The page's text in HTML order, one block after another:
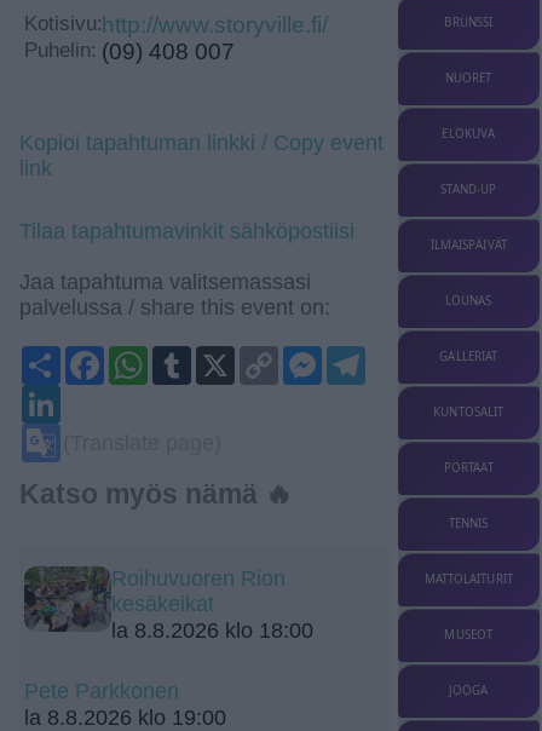
Kotisivu:http://www.storyville.fi/
Puhelin: (09) 408 007
Kopioi tapahtuman linkki / Copy event
link
Tilaa tapahtumavinkit sähköpostiisi
Jaa tapahtuma valitsemassasi
palvelussa / share this event on:
ShareFacebookWhatsApp
Tumblr
X
Copy
Link
MessengerTelegram
Katso myös nämä 🔥
Roihuvuoren Rion
kesäkeikat
la 8.8.2026 klo 18:00
Pete Parkkonen
la 8.8.2026 klo 19:00
BRUNSSI
NUORET
ELOKUVA
STAND-UP
ILMAISPÄIVÄT
LOUNAS
GALLERIAT
KUNTOSALIT
PORTAAT
TENNIS
MATTOLAITURIT
MUSEOT
JOOGA